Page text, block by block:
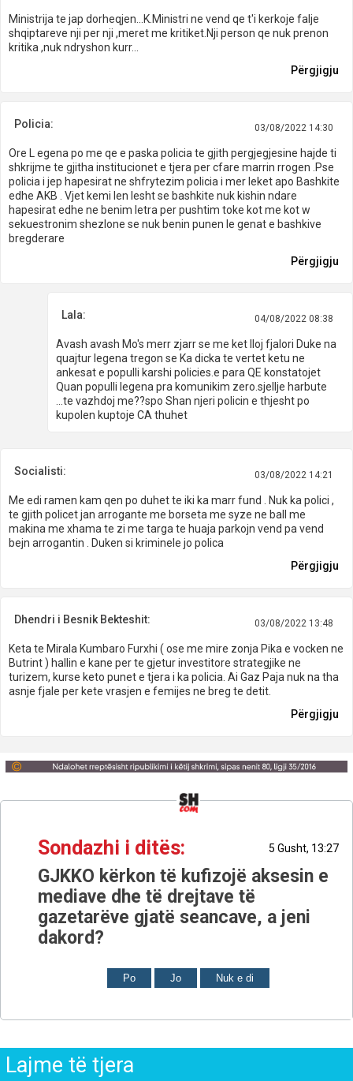
Ministrija te jap dorheqjen...K.Ministri ne vend qe t'i kerkoje falje
shqiptareve nji per nji ,meret me kritiket.Nji person qe nuk prenon
kritika ,nuk ndryshon kurr...
Përgjigju
Policia: 03/08/2022 14:30
Ore L egena po me qe e paska policia te gjith pergjegjesine hajde ti
shkrijme te gjitha institucionet e tjera per cfare marrin rrogen .Pse
policia i jep hapesirat ne shfrytezim policia i mer leket apo Bashkite
edhe AKB . Vjet kemi len lesht se bashkite nuk kishin ndare
hapesirat edhe ne benim letra per pushtim toke kot me kot w
sekuestronim shezlone se nuk benin punen le genat e bashkive
bregderare
Përgjigju
Lala: 04/08/2022 08:38
Avash avash Mo's merr zjarr se me ket lloj fjalori Duke na
quajtur legena tregon se Ka dicka te vertet ketu ne
ankesat e populli karshi policies.e para QE konstatojet
Quan populli legena pra komunikim zero.sjellje harbute
...te vazhdoj me??spo Shan njeri policin e thjesht po
kupolen kuptoje CA thuhet
Socialisti: 03/08/2022 14:21
Me edi ramen kam qen po duhet te iki ka marr fund . Nuk ka polici ,
te gjith policet jan arrogante me borseta me syze ne ball me
makina me xhama te zi me targa te huaja parkojn vend pa vend
bejn arrogantin . Duken si kriminele jo polica
Përgjigju
Dhendri i Besnik Bekteshit: 03/08/2022 13:48
Keta te Mirala Kumbaro Furxhi ( ose me mire zonja Pika e vocken ne
Butrint ) hallin e kane per te gjetur investitore strategjike ne
turizem, kurse keto punet e tjera i ka policia. Ai Gaz Paja nuk na tha
asnje fjale per kete vrasjen e femijes ne breg te detit.
Përgjigju
Sondazhi i ditës: 5 Gusht, 13:27
GJKKO kërkon të kufizojë aksesin e
mediave dhe të drejtave të
gazetarëve gjatë seancave, a jeni
dakord?
Po Jo Nuk e di
Lajme të tjera